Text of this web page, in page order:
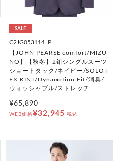
SALE
C2JG053114_P
【JOHN PEARSE comfort/MIZU
NO】【秋冬】2釦シングルスーツ
ショートタック/ネイビー/SOLOT
EX KINT/Dynamotion Fit/消臭/
ウォッシャブル/ストレッチ
¥65,890
WEB価格¥32,945 税込